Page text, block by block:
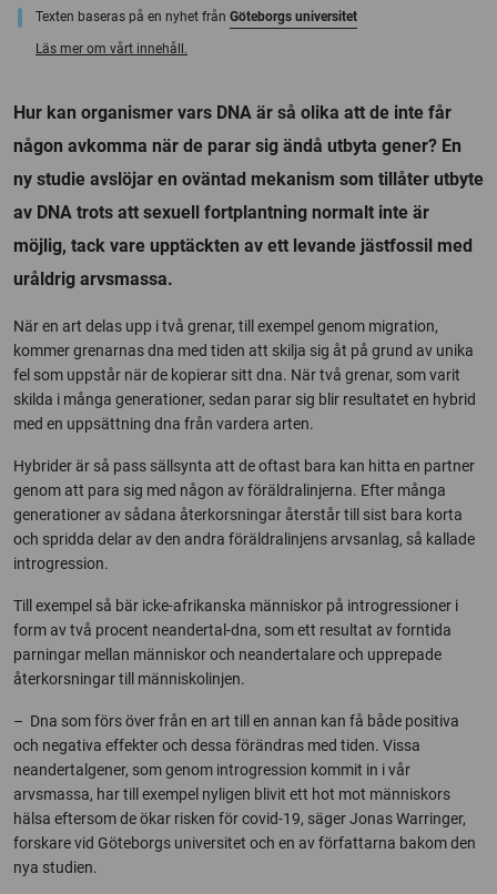
Texten baseras på en nyhet från Göteborgs universitet
Läs mer om vårt innehåll.
Hur kan organismer vars DNA är så olika att de inte får
någon avkomma när de parar sig ändå utbyta gener? En
ny studie avslöjar en oväntad mekanism som tillåter utbyte
av DNA trots att sexuell fortplantning normalt inte är
möjlig, tack vare upptäckten av ett levande jästfossil med
uråldrig arvsmassa.
När en art delas upp i två grenar, till exempel genom migration,
kommer grenarnas dna med tiden att skilja sig åt på grund av unika
fel som uppstår när de kopierar sitt dna. När två grenar, som varit
skilda i många generationer, sedan parar sig blir resultatet en hybrid
med en uppsättning dna från vardera arten.
Hybrider är så pass sällsynta att de oftast bara kan hitta en partner
genom att para sig med någon av föräldralinjerna. Efter många
generationer av sådana återkorsningar återstår till sist bara korta
och spridda delar av den andra föräldralinjens arvsanlag, så kallade
introgression.
Till exempel så bär icke-afrikanska människor på introgressioner i
form av två procent neandertal-dna, som ett resultat av forntida
parningar mellan människor och neandertalare och upprepade
återkorsningar till människolinjen.
– Dna som förs över från en art till en annan kan få både positiva
och negativa effekter och dessa förändras med tiden. Vissa
neandertalgener, som genom introgression kommit in i vår
arvsmassa, har till exempel nyligen blivit ett hot mot människors
hälsa eftersom de ökar risken för covid-19, säger Jonas Warringer,
forskare vid Göteborgs universitet och en av författarna bakom den
nya studien.